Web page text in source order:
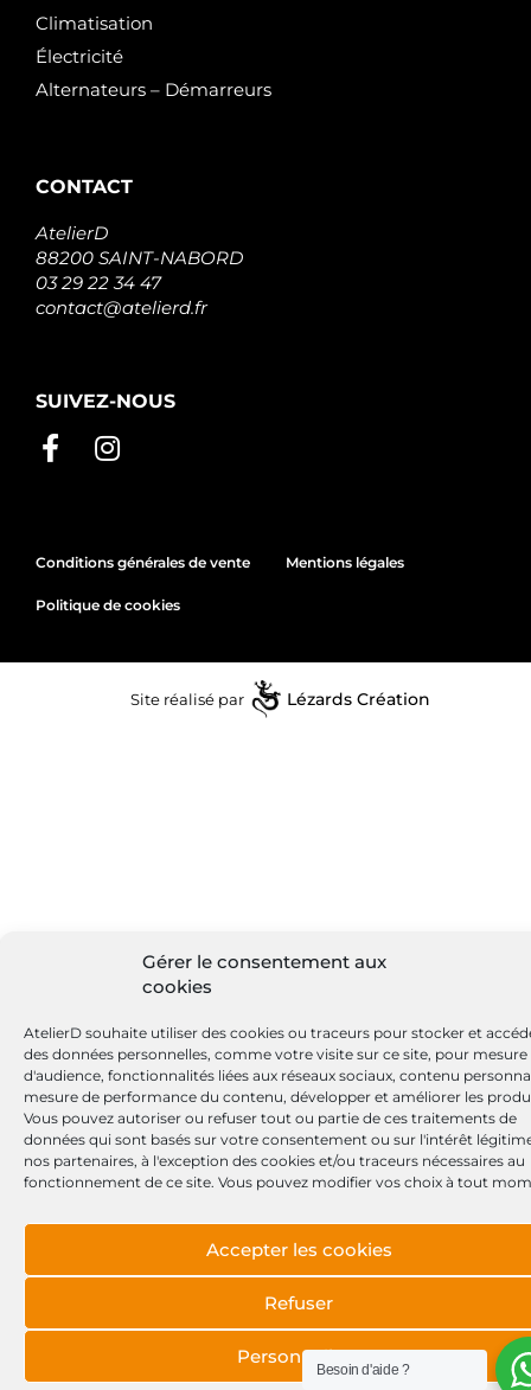
Gérer le consentement aux
cookies
AtelierD souhaite utiliser des cookies ou traceurs pour stocker et
des données personnelles, comme votre visite sur ce site, pour mesure
d'audience, fonctionnalités liées aux réseaux sociaux, contenu
mesure de performance du contenu, développer et améliorer les
Vous pouvez autoriser ou refuser tout ou partie de ces traitements de
données qui sont basés sur votre consentement ou sur l'intérêt
nos partenaires, à l'exception des cookies et/ou traceurs nécessaires au
fonctionnement de ce site. Vous pouvez modifier vos choix à tout
Accepter les cookies
Refuser
Personnaliser
Climatisation
Électricité
Alternateurs – Démarreurs
CONTACT
AtelierD
88200 SAINT-NABORD
03 29 22 34 47
contact@atelierd.fr
SUIVEZ-NOUS
Conditions générales de vente Mentions légales
Politique de cookies
Site réalisé par Lézards Création
Besoin d'aide ?